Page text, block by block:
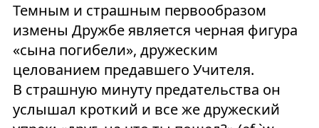
Темным и страшным первообразом
измены Дружбе является черная фигура
«сына погибели», дружеским
целованием предавшего Учителя.
В страшную минуту предательства он
услышал кроткий и все же дружеский